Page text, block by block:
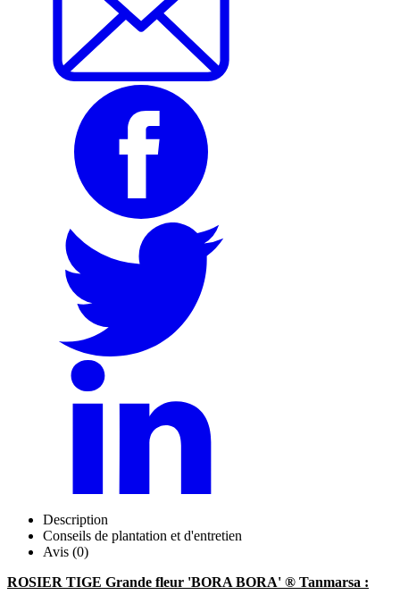
Description
Conseils de plantation et d'entretien
Avis (0)
ROSIER TIGE Grande fleur 'BORA BORA' ® Tanmarsa :